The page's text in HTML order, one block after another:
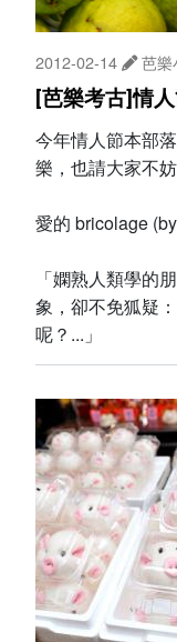
2012-02-14 芭樂
[芭樂考古]情
今年情人節本部
樂，也請大家不
愛的 bricolage (by
「嫻熟人類學的
象，卻不免狐疑
呢？...」